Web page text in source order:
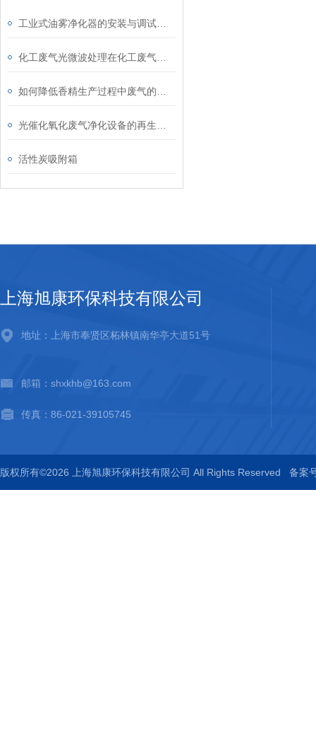
活性炭吸附箱
上海旭康环保科技有限公司
地址：上海市奉贤区柘林镇南华亭大道51号
邮箱：shxkhb@163.com
传真：86-021-39105745
版权所有©2026 上海旭康环保科技有限公司 All Rights Reserved 备案